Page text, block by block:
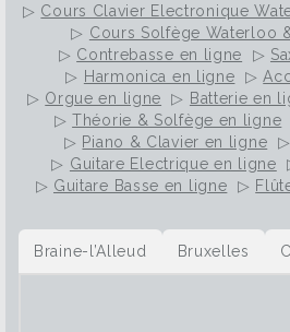
▷ Cours Clavier Electronique
▷ Cours Solfège Waterloo
▷ Contrebasse en ligne ▷
▷ Harmonica en ligne ▷
▷ Orgue en ligne ▷ Batterie en
▷Théorie & Solfège en ligne
▷ Piano & Clavier en ligne ▷
▷ Guitare Electrique en ligne
▷ Guitare Basse en ligne ▷
Braine-l’Alleud Bruxelles